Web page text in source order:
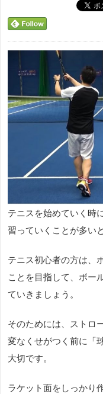
テニスを始めていく時
習っていくことが多い
テニス初心者の方は、
ことを目指して、ボー
ていきましょう。
そのためには、ストロ
変なくせがつく前に「
大切です。
ラケット面をしっかり